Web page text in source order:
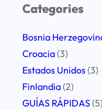
Categories
Bosnia
Croacia(3)
Estados Unidos(3)
Finlandia(2)
GUÍAS RÁPIDAS(5)